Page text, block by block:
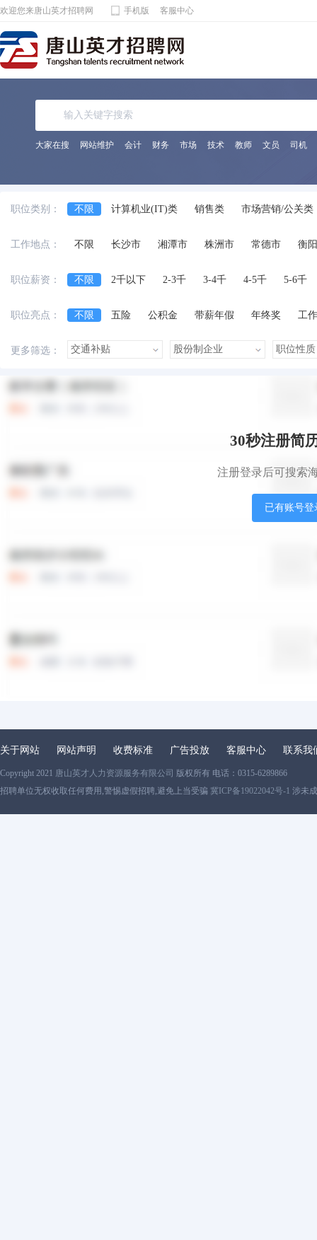
欢迎您来唐山英才招聘网 手机版 客服中心
大家在搜 网站维护 会计 财务 市场 技术 教师 文员 司机
职位类别： 不限 计算机业(IT)类 销售类
市场营销/公关类
化工/制药类
能源动力类
宾馆饭店/餐饮旅游类
法律专业人员类
影视/摄影专业类
编辑/发行类
工作地点： 不限 长沙市 湘潭市 株洲市 常德市 衡
职位薪资： 不限 2千以下 2-3千 3-4千 4-5千 5-6千
职位亮点： 不限 五险 公积金 带薪年假 年终奖
工
更多筛选：
本站职位 盟站职位
30秒注册简
注册登录后可搜索
已有账号登
关于网站 网站声明 收费标准 广告投放 客服中心 联系我
Copyright 2021 唐山英才人力资源服务有限公司 版权所有 电话：0315-6289866
招聘单位无权收取任何费用,警惕虚假招聘,避免上当受骗 冀ICP备19022042号-1 涉未